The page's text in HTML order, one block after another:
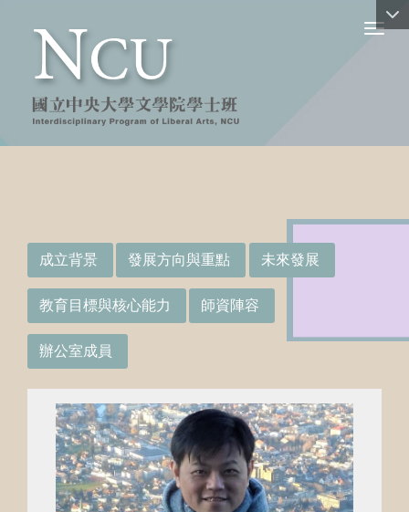
成立背景 發展方向與重點 未來發展
教育目標與核心能力 師資陣容
辦公室成員